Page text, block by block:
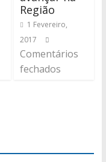
Região
1 Fevereiro,
2017
Comentários
fechados